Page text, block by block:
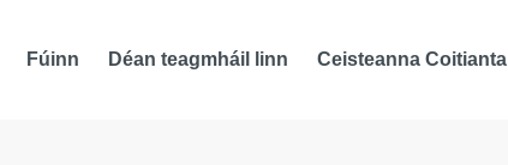
Fúinn Déan teagmháil linn Ceisteanna Coitianta